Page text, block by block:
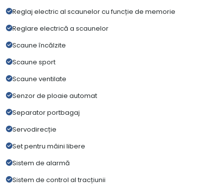
Reglaj electric al scaunelor cu funcție de memorie
Reglare electrică a scaunelor
Scaune încălzite
Scaune sport
Scaune ventilate
Senzor de ploaie automat
Separator portbagaj
Servodirecție
Set pentru mâini libere
Sistem de alarmă
Sistem de control al tracțiunii